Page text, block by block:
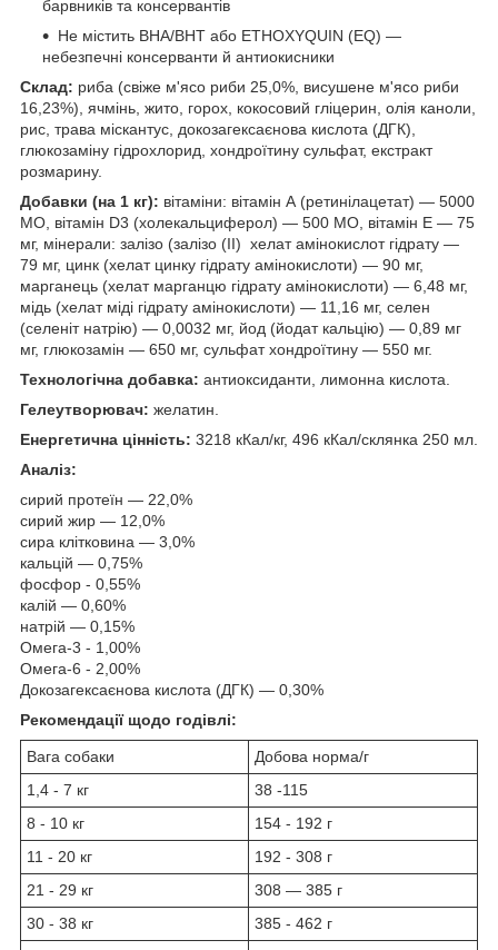
барвників та консервантів
Не містить BHA/BHT або ETHOXYQUIN (EQ) —
небезпечні консерванти й антиокисники
Склад: риба (свіже м'ясо риби 25,0%, висушене м'ясо риби
16,23%), ячмінь, жито, горох, кокосовий гліцерин, олія каноли,
рис, трава міскантус, докозагексаєнова кислота (ДГК),
глюкозаміну гідрохлорид, хондроїтину сульфат, екстракт
розмарину.
Добавки (на 1 кг): вітаміни: вітамін А (ретинілацетат) — 5000
МО, вітамін D3 (холекальциферол) — 500 МО, вітамін Е — 75
мг, мінерали: залізо (залізо (II) хелат амінокислот гідрату —
79 мг, цинк (хелат цинку гідрату амінокислоти) — 90 мг,
марганець (хелат марганцю гідрату амінокислоти) — 6,48 мг,
мідь (хелат міді гідрату амінокислоти) — 11,16 мг, селен
(селеніт натрію) — 0,0032 мг, йод (йодат кальцію) — 0,89 мг
мг, глюкозамін — 650 мг, сульфат хондроїтину — 550 мг.
Технологічна добавка: антиоксиданти, лимонна кислота.
Гелеутворювач: желатин.
Енергетична цінність: 3218 кКал/кг, 496 кКал/склянка 250 мл.
Аналіз:
сирий протеїн — 22,0%
сирий жир — 12,0%
сира клітковина — 3,0%
кальцій — 0,75%
фосфор - 0,55%
калій — 0,60%
натрій — 0,15%
Омега-3 - 1,00%
Омега-6 - 2,00%
Докозагексаєнова кислота (ДГК) — 0,30%
Рекомендації щодо годівлі:
Вага собаки
Добова норма/г
1,4 - 7 кг
38 -115
8 - 10 кг
154 - 192 г
11 - 20 кг
192 - 308 г
21 - 29 кг
308 — 385 г
30 - 38 кг
385 - 462 г